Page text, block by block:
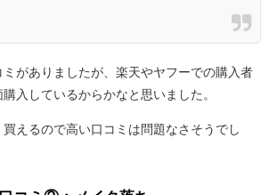
がありましたが、楽天やヤフーでの購入者
入しているからかなと思いました。
えるので高い口コミは問題なさそうでし